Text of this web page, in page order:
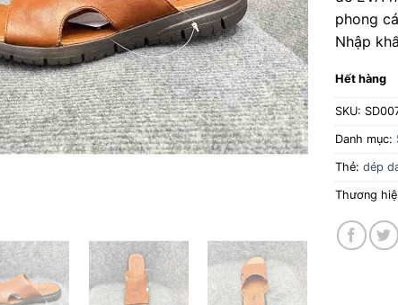
phong
Nhập
Hết hàng
SKU:
Danh mục:
Thẻ: dép
Thương